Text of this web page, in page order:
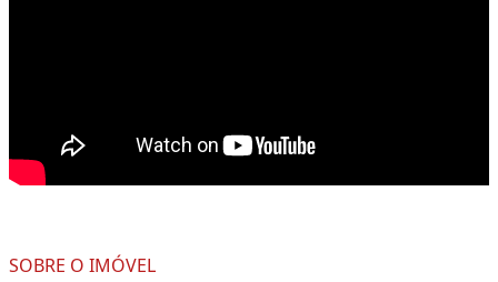
SOBRE O IMÓVEL